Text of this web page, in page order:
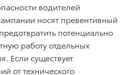
водителей
носят превентивный
потенциально
работу отдельных
Если существует
от технического